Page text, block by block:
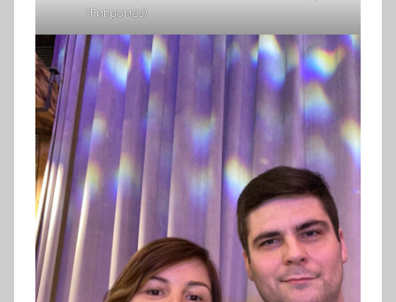
(Гипромез)